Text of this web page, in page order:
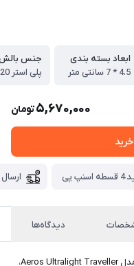
ابعاد بسته بندی
4.5 * 7 سانتی متر
جنس
پلی استر 20 Denier®
5,670,000تومان
پی
دیدگاه‌ها
با بالش دور گردنی فوق سبک سی تو سامیت مدل Aeros Ultralight Traveller،